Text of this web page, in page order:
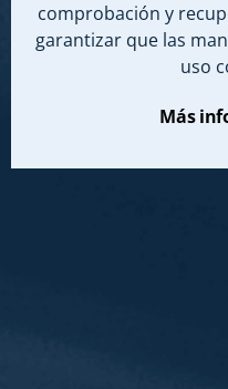
comprobación y
garantizar que las
uso
Más